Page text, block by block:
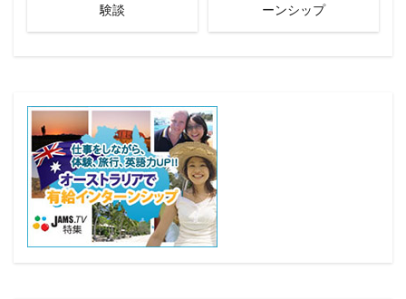
験談
ーンシップ